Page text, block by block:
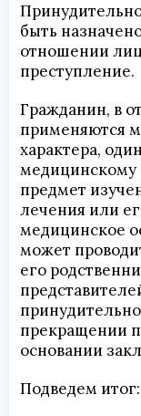
быть
отношении
преступление.
Гражданин, в
применяются
характера,
медицинскому
предмет
лечения или
медицинское
может
его
прекращении
основании
Подведем итог: